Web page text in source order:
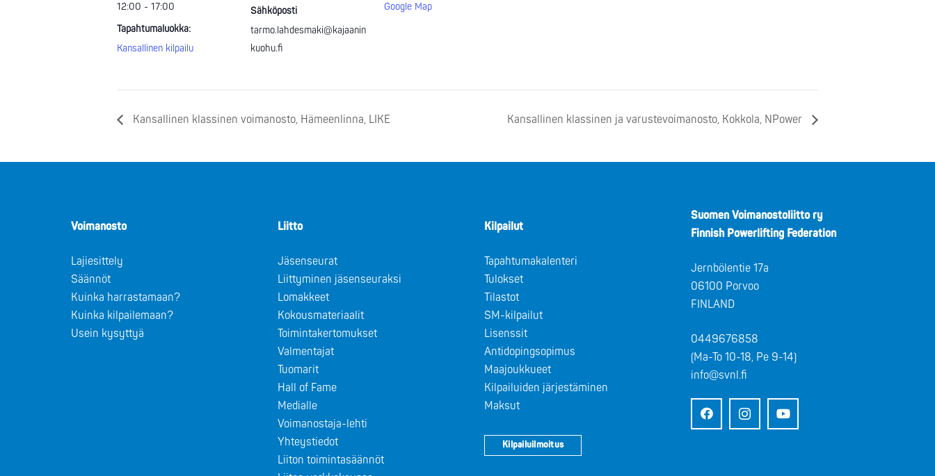
12:00 - 17:00
Tapahtumaluokka:
Kansallinen kilpailu
Sähköposti
tarmo.lahdesmaki@kajaanin
kuohu.fi
Google Map
Kansallinen klassinen voimanosto, Hämeenlinna, LIKE Kansallinen klassinen ja varustevoimanosto, Kokkola, NPower
Voimanosto
Lajiesittely
Säännöt
Kuinka harrastamaan?
Kuinka kilpailemaan?
Usein kysyttyä
Liitto
Jäsenseurat
Liittyminen jäsenseuraksi
Lomakkeet
Kokousmateriaalit
Toimintakertomukset
Valmentajat
Tuomarit
Hall of Fame
Medialle
Voimanostaja-lehti
Yhteystiedot
Liiton toimintasäännöt
Kilpailut
Tapahtumakalenteri
Tulokset
Tilastot
SM-kilpailut
Lisenssit
Antidopingsopimus
Maajoukkueet
Kilpailuiden järjestäminen
Maksut
Kilpailuilmoitus
Suomen Voimanostoliitto ry
Finnish Powerlifting Federation
Jernbölentie 17a
06100 Porvoo
FINLAND
0449676858
(Ma-To 10-18, Pe 9-14)
info@svnl.fi